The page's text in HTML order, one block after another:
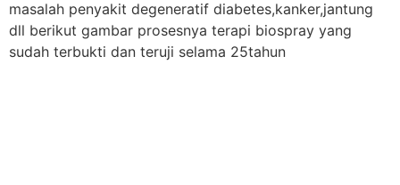
masalah penyakit degeneratif diabetes,kanker,jantung
dll berikut gambar prosesnya terapi biospray yang
sudah terbukti dan teruji selama 25tahun